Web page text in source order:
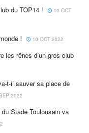
du TOP14 !
10 OCT
! 10 OCT 2022
les rênes d’un gros club
t-il sauver sa place de
2022
Stade Toulousain va